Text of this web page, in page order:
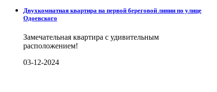
Двухкомнатная квартира на первой береговой линии по улице
Одоевского
Замечательная квартира с удивительным
расположением!
03-12-2024